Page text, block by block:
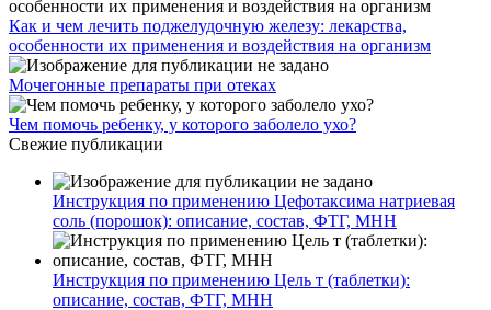
Как и чем лечить поджелудочную железу: лекарства,
особенности их применения и воздействия на организм
Мочегонные препараты при отеках
Чем помочь ребенку, у которого заболело ухо?
Свежие публикации
Инструкция по применению Цефотаксима натриевая
соль (порошок): описание, состав, ФТГ, МНН
Инструкция по применению Цель т (таблетки):
описание, состав, ФТГ, МНН